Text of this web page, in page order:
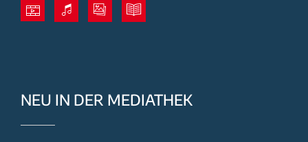
NEU IN DER MEDIATHEK